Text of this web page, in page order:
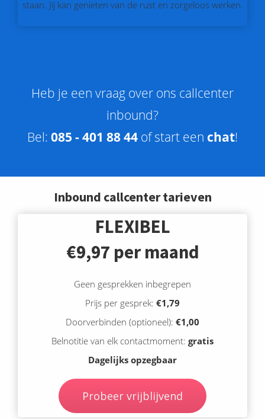
staan. Jij kan genieten van de rust en zorgeloos werken.
Heb je een vraag over ons callcenter
inbound?
Bel: 085 - 401 88 44 of start een chat!
Inbound callcenter tarieven
FLEXIBEL
€9,97 per maand
Geen gesprekken inbegrepen
Prijs per gesprek: €1,79
Doorverbinden (optioneel): €1,00
Belnotitie van elk contactmoment: gratis
Dagelijks opzegbaar
Probeer vrijblijvend